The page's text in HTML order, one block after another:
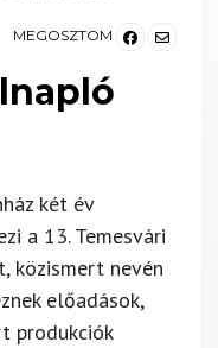
MEGOSZTOM
két év
a 13. Temesvári
közismert nevén
előadások,
produkciók